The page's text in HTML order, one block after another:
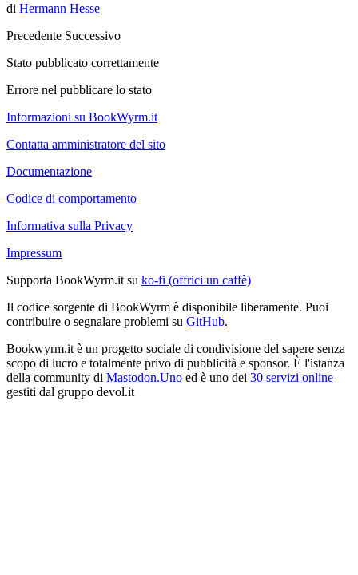
di Hermann Hesse
Precedente Successivo
Stato pubblicato correttamente
Errore nel pubblicare lo stato
Informazioni su BookWyrm.it
Contatta amministratore del sito
Documentazione
Codice di comportamento
Informativa sulla Privacy
Impressum
Supporta BookWyrm.it su ko-fi (offrici un caffè)
Il codice sorgente di BookWyrm è disponibile liberamente. Puoi
contribuire o segnalare problemi su GitHub.
Bookwyrm.it è un progetto sociale di condivisione del sapere senza
scopo di lucro e totalmente privo di pubblicità e sponsor. È l'istanza
della community di Mastodon.Uno ed è uno dei 30 servizi online
gestiti dal gruppo devol.it